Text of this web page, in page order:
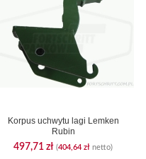
Korpus uchwytu lagi Lemken
Rubin
497,71 zł (404,64 zł netto)